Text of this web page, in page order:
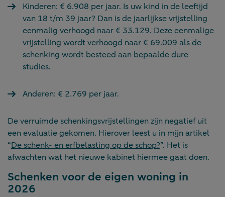
Kinderen: € 6.908 per jaar. Is uw kind in de leeftijd
van 18 t/m 39 jaar? Dan is de jaarlijkse vrijstelling
eenmalig verhoogd naar € 33.129. Deze eenmalige
vrijstelling wordt verhoogd naar € 69.009 als de
schenking wordt besteed aan bepaalde dure
studies.
Anderen: € 2.769 per jaar.
De verruimde schenkingsvrijstellingen zijn negatief uit
een evaluatie gekomen. Hierover leest u in mijn artikel
“De schenk- en erfbelasting op de schop?”. Het is
afwachten wat het nieuwe kabinet hiermee gaat doen.
Schenken voor de eigen woning in
2026